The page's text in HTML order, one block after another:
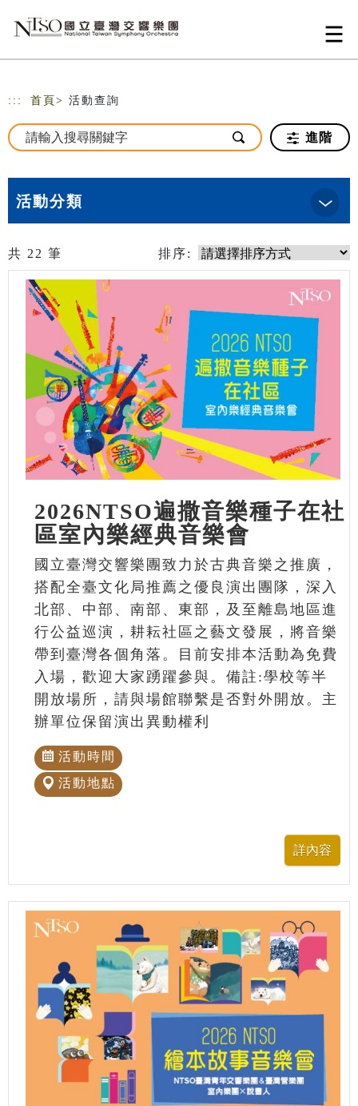
::: 首頁 > 活動查詢
進階
活動分類
共 22 筆 排序:
2026NTSO遍撒音樂種子在社
區室內樂經典音樂會
國立臺灣交響樂團致力於古典音樂之推廣，
搭配全臺文化局推薦之優良演出團隊，深入
北部、中部、南部、東部，及至離島地區進
行公益巡演，耕耘社區之藝文發展，將音樂
帶到臺灣各個角落。目前安排本活動為免費
入場，歡迎大家踴躍參與。備註:學校等半
開放場所，請與場館聯繫是否對外開放。主
辦單位保留演出異動權利
活動時間
活動地點